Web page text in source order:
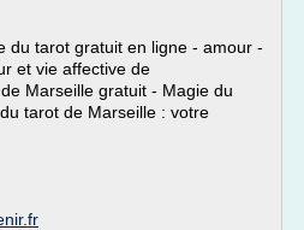
du tarot gratuit en ligne - amour -
et vie affective de
Marseille gratuit - Magie du
tarot de Marseille : votre